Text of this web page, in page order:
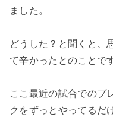
ました。
どうした？と聞くと、
て辛かったとのことで
ここ最近の試合でのプ
クをずっとやってるだ